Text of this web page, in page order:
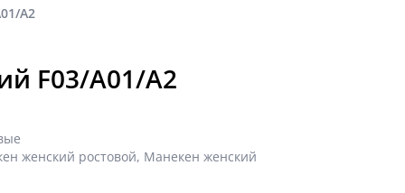
A2
F03/A01/A2
женский ростовой, Манекен женский